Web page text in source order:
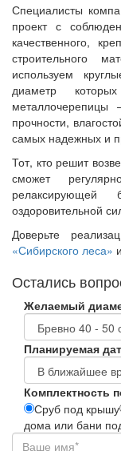
Специалисты
проект с
качественного,
строительного
используем
диаметр
металлочерепицы
прочности,
самых надежных и
Тот, кто решит
сможет
оздоровительной
Доверьте
«Сибирского леса»
Остались
Желаемый
Планируемая
Комплектность
Сруб под крышу
дома или бани